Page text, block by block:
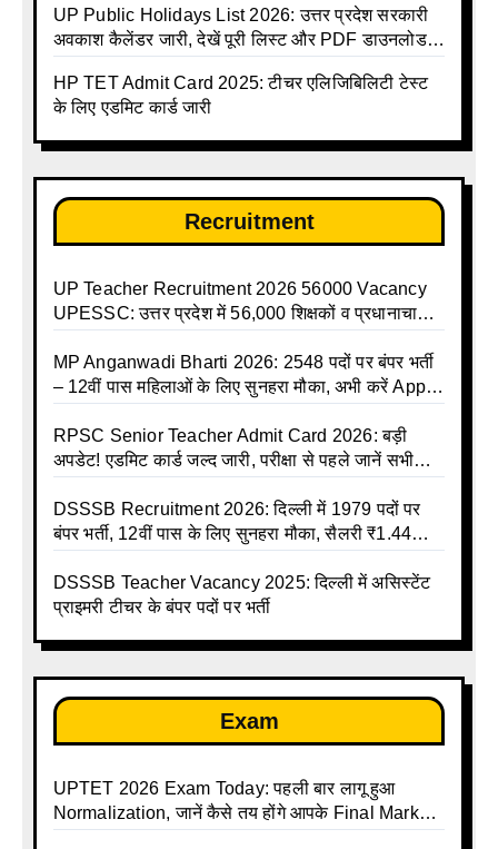
UP Public Holidays List 2026: उत्तर प्रदेश सरकारी
अवकाश कैलेंडर जारी, देखें पूरी लिस्ट और PDF डाउनलोड
talika | Sarkari Avkash Talika | Up Holidays List |
Holidays Calendar
HP TET Admit Card 2025: टीचर एलिजिबिलिटी टेस्ट
के लिए एडमिट कार्ड जारी
Recruitment
UP Teacher Recruitment 2026 56000 Vacancy
UPESSC: उत्तर प्रदेश में 56,000 शिक्षकों व प्रधानाचार्यों
MP Anganwadi Bharti 2026: 2548 पदों पर बंपर भर्ती
– 12वीं पास महिलाओं के लिए सुनहरा मौका, अभी करें Apply
RPSC Senior Teacher Admit Card 2026: बड़ी
अपडेट! एडमिट कार्ड जल्द जारी, परीक्षा से पहले जानें सभी
DSSSB Recruitment 2026: दिल्ली में 1979 पदों पर
बंपर भर्ती, 12वीं पास के लिए सुनहरा मौका, सैलरी ₹1.44
DSSSB Teacher Vacancy 2025: दिल्ली में असिस्टेंट
प्राइमरी टीचर के बंपर पदों पर भर्ती
Exam
UPTET 2026 Exam Today: पहली बार लागू हुआ
Normalization, जानें कैसे तय होंगे आपके Final Marks